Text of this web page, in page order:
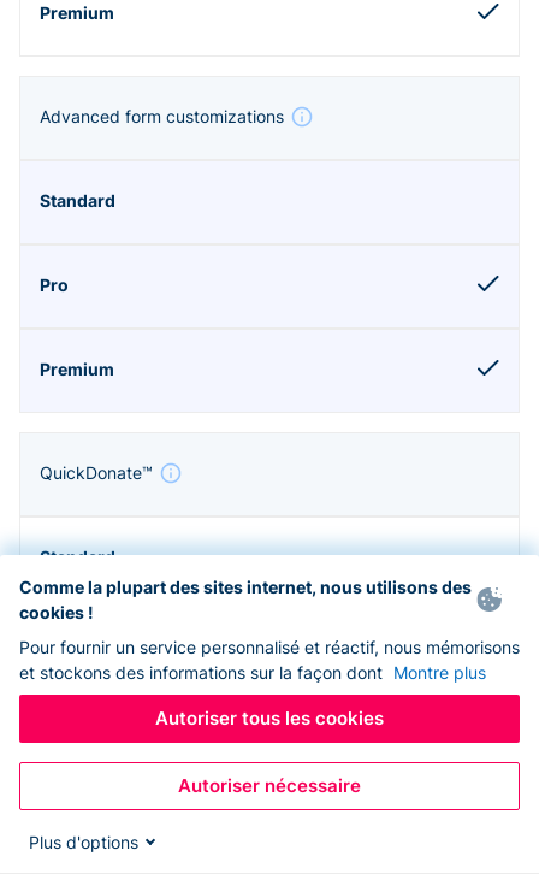
Advanced form customizations
QuickDonate™
Comme la plupart des sites internet, nous utilisons des
cookies !
Pour fournir un service personnalisé et réactif, nous mémorisons
et stockons des informations sur la façon dont Montre plus
Autoriser tous les cookies
Autoriser nécessaire
Plus d'options